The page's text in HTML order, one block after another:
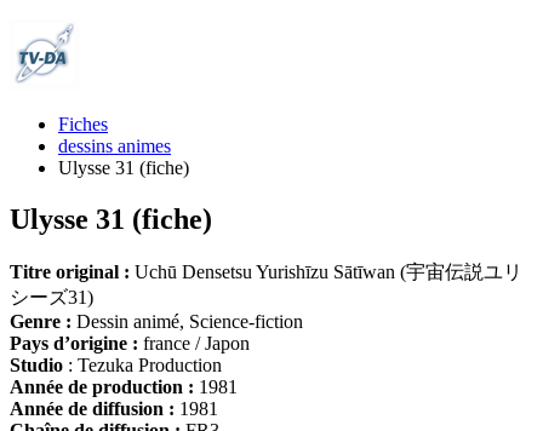
Fiches
dessins animes
Ulysse 31 (fiche)
Ulysse 31 (fiche)
Titre original : Uchū Densetsu Yurishīzu Sātīwan (宇宙伝説ユリ
シーズ31)
Genre : Dessin animé, Science-fiction
Pays d’origine : france / Japon
Studio : Tezuka Production
Année de production : 1981
Année de diffusion : 1981